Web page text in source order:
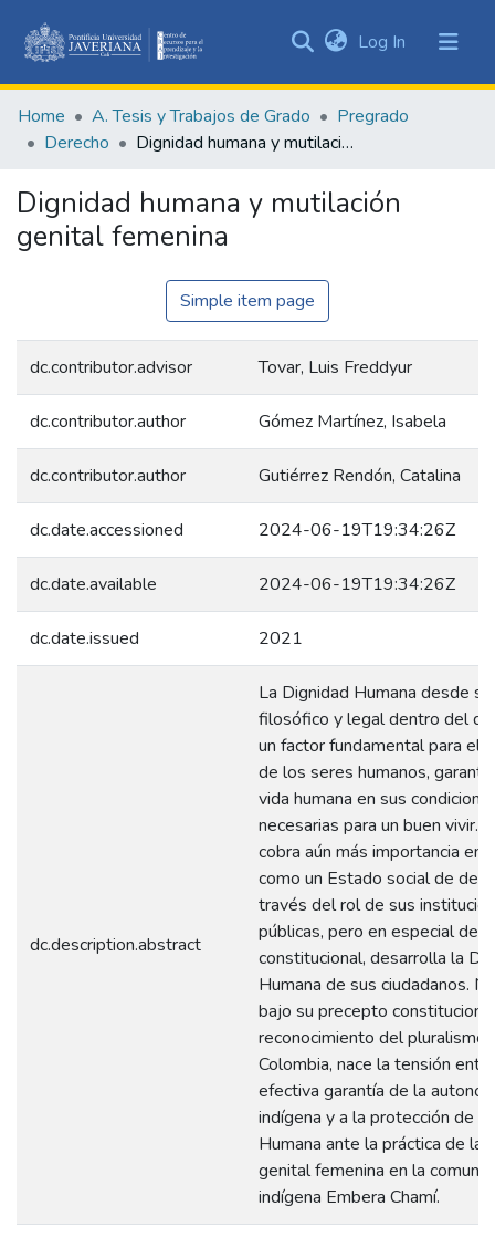
&
Collections
Statistics
Log In (current)
Home A. Tesis y Trabajos de Grado
Pregrado
Derecho
Dignidad humana y mutilación genital femenina
Dignidad humana y mutilación
genital femenina
Simple item page
dc.contributor.advisor Tovar, Luis Freddyur
dc.contributor.author Gómez Martínez, Isabela
dc.contributor.author Gutiérrez Rendón, Catalina
dc.date.accessioned 2024-06-19T19:34:26Z
dc.date.available 2024-06-19T19:34:26Z
dc.date.issued 2021
dc.description.abstract
La Dignidad Humana desde
filosófico y legal dentro del
un factor fundamental para el
de los seres humanos,
vida humana en sus
necesarias para un buen vivir.
cobra aún más importancia en
como un Estado social de
través del rol de sus
públicas, pero en especial del
constitucional, desarrolla la
Humana de sus ciudadanos.
bajo su precepto
reconocimiento del pluralismo
Colombia, nace la tensión
efectiva garantía de la
indígena y a la protección de
Humana ante la práctica de la
genital femenina en la
indígena Embera Chamí.